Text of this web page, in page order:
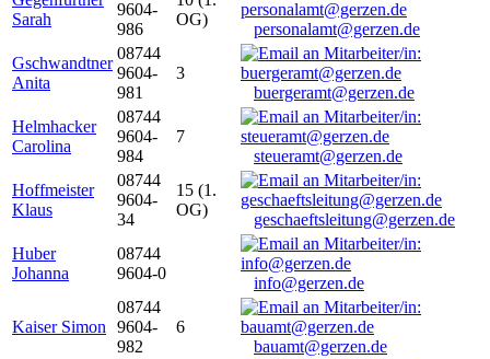
Sarah
9604-
986
OG)
personalamt@gerzen.de
Gschwandtner
Anita
08744
9604-
981
3
buergeramt@gerzen.de
Helmhacker
Carolina
08744
9604-
984
7
steueramt@gerzen.de
Hoffmeister
Klaus
08744
9604-
34
15 (1.
OG)
geschaeftsleitung@gerzen.de
Huber
Johanna
08744
9604-0
info@gerzen.de
Kaiser Simon
08744
9604-
982
6
bauamt@gerzen.de